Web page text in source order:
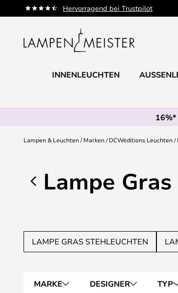
Hervorragend bei Trustpilot
Zum
Inhalt
INNENLEUCHTEN
Lampen & Leuchten Marken DCWéditions Leuchten
Lampe
LAMPE GRAS STEHLEUCHTEN
MARKE DESIGNER TYP